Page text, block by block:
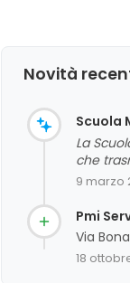
Novità
Scuola
La
che
9 marzo
Pmi
Via
18